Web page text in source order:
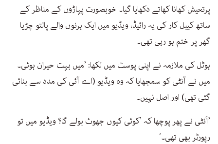
پرتعیش کھانا کھاتے دکھایا گیا۔ خوبصورت پہاڑوں کے مناظر کے
ساتھ کیبل کار کی یہ رائیڈ، ویڈیو میں ایک ہرنوں والے پالتو چڑیا
گھر پر ختم ہو رہی تھی۔
ہوٹل کی ملازمہ نے اپنی پوسٹ میں لکھا: ’میں بہت حیران ہوئی۔
میں نے آنٹی کو سمجھایا کہ وہ ویڈیو (اے آئی کی مدد سے بنائی
گئی تھی) اور اصل نہیں۔
’آنٹی نے پھر پوچھا کہ ’کوئی کیوں جھوٹ بولے گا؟ ویڈیو میں تو
رپورٹر بھی تھی۔‘